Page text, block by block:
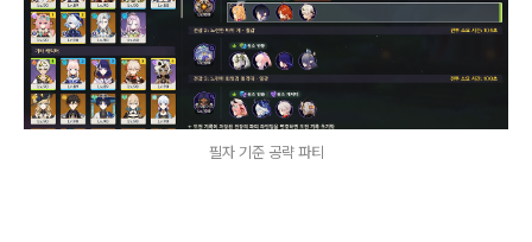
필자 기준 공략 파티